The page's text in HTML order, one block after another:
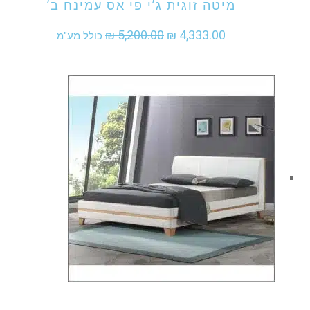
מיטה זוגית ג’י פי אס עמינח ב’
₪5,200.00
המחיר ₪ 4,333.00
המחיר
₪ 4,333.00.
כולל מע"מ